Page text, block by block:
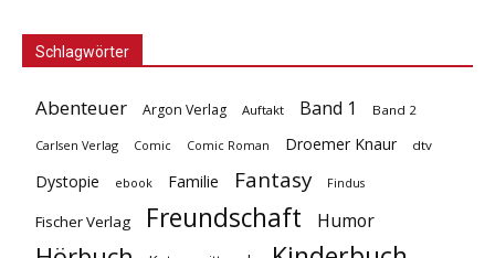
Schlagwörter
Abenteuer Argon Verlag Auftakt Band 1 Band 2
Carlsen Verlag Comic Comic Roman Droemer Knaur dtv
Dystopie ebook Familie Fantasy Findus
Fischer Verlag Freundschaft Humor